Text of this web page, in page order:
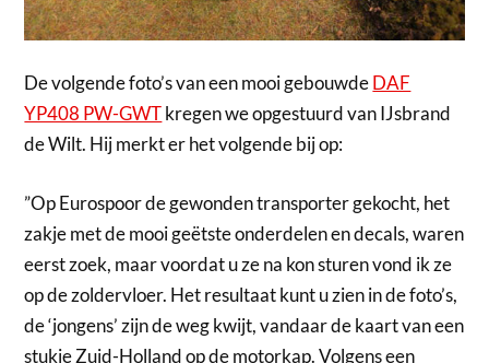
De volgende foto’s van een mooi gebouwdeDAF
YP408 PW-GWTkregen we opgestuurd van IJsbrand
de Wilt. Hij merkt er het volgende bij op:
”Op Eurospoor de gewonden transporter gekocht, het
zakje met de mooi geëtste onderdelen en decals, waren
eerst zoek, maar voordat u ze na kon sturen vond ik ze
op de zoldervloer. Het resultaat kunt u zien in de foto’s,
de ‘jongens’ zijn de weg kwijt, vandaar de kaart van een
stukje Zuid-Holland op de motorkap. Volgens een